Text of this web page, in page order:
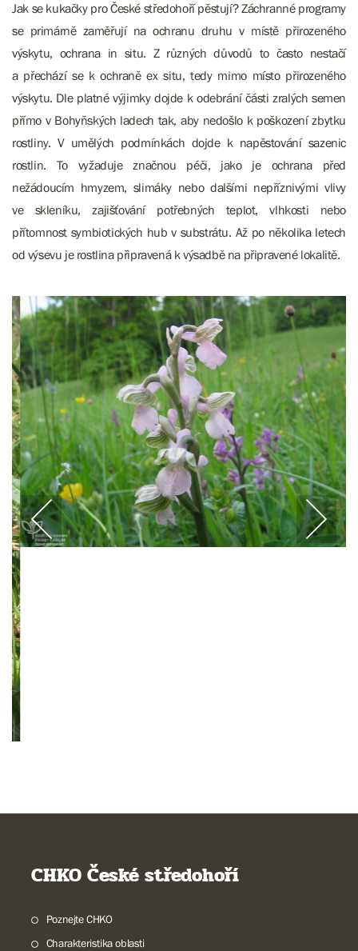
Jak se kukačky pro České středohoří pěstují?Záchranné programy
se primárně zaměřují na ochranu druhu v místě přirozeného
výskytu, ochrana in situ. Z různých důvodů to často nestačí
a přechází se k ochraně ex situ, tedy mimo místo přirozeného
výskytu. Dle platné výjimky dojde k odebrání části zralých semen
přímo v Bohyňských ladech tak, aby nedošlo k poškození zbytku
rostliny. V umělých podmínkách dojde k napěstování sazenic
rostlin. To vyžaduje značnou péči, jako je ochrana před
nežádoucím hmyzem, slimáky nebo dalšími nepříznivými vlivy
ve skleníku, zajišťování potřebných teplot, vlhkosti nebo
přítomnost symbiotických hub v substrátu. Až po několika letech
od výsevu je rostlina připravená k výsadbě na připravené lokalitě.
CHKO České středohoří
Poznejte CHKO
Charakteristika oblasti